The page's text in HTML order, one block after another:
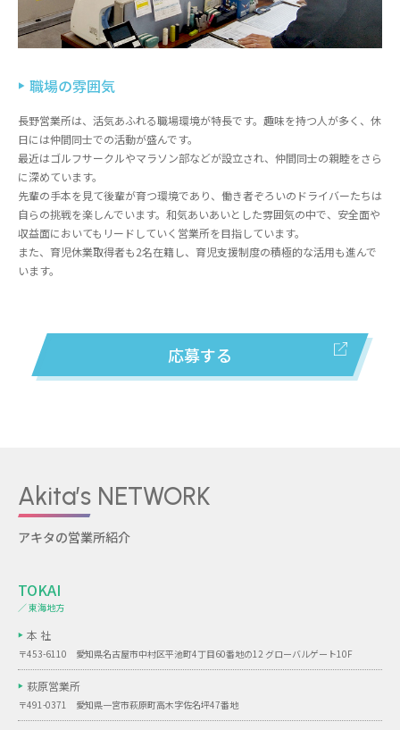
職場の雰囲気
長野営業所は、活気あふれる職場環境が特長です。趣味を持つ人が多く、休
日には仲間同士での活動が盛んです。
最近はゴルフサークルやマラソン部などが設立され、仲間同士の親睦をさら
に深めています。
先輩の手本を見て後輩が育つ環境であり、働き者ぞろいのドライバーたちは
自らの挑戦を楽しんでいます。和気あいあいとした雰囲気の中で、安全面や
収益面においてもリードしていく営業所を目指しています。
また、育児休業取得者も2名在籍し、育児支援制度の積極的な活用も進んで
います。
応募する
Akita’s NETWORK
アキタの営業所紹介
TOKAI
／ 東海地方
本 社
〒453-6110 愛知県名古屋市中村区平池町4丁目60番地の12 グローバルゲート10F
萩原営業所
〒491-0371 愛知県一宮市萩原町高木字佐名坪47番地